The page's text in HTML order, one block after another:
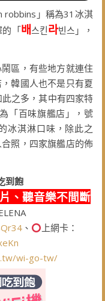
的「배스킨라빈스」，
區，有些地方就連住
韓國人也不是只有夏
之多，其中有四家特
「百味旗艦店」，號
冰淇淋口味，除此之
照，四家旗艦店的佈
到飽
、聽音樂不間斷
、
上網卡：
wi-go-tw/